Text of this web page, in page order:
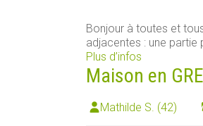
Bonjour à toutes et
adjacentes : une partie
Plus d’infos
Maison en
Mathilde S. (42)